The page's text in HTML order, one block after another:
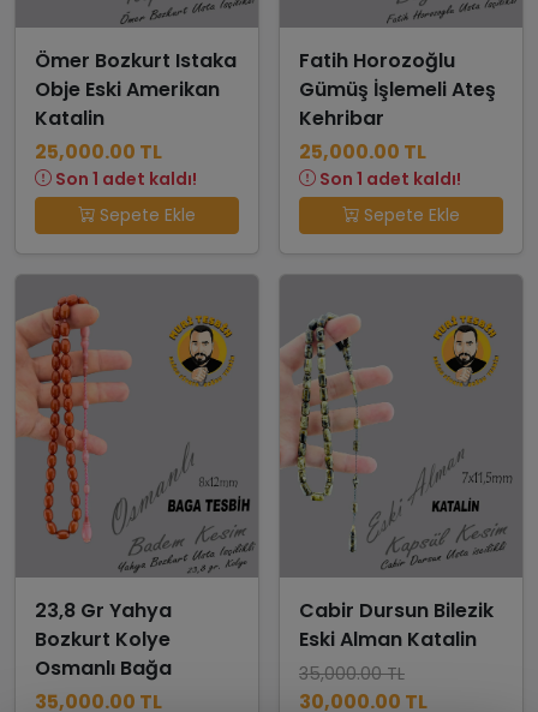
Ömer Bozkurt Istaka
Obje Eski Amerikan
Katalin
25,000.00 TL
Son 1 adet kaldı!
Sepete Ekle
Fatih Horozoğlu
Gümüş İşlemeli Ateş
Kehribar
25,000.00 TL
Son 1 adet kaldı!
Sepete Ekle
23,8 Gr Yahya
Bozkurt Kolye
Osmanlı Bağa
35,000.00 TL
Cabir Dursun Bilezik
Eski Alman Katalin
35,000.00 TL
30,000.00 TL